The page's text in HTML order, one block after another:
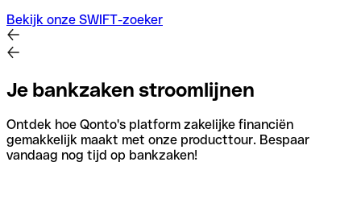
Bekijk onze SWIFT-zoeker
Je bankzaken stroomlijnen
Ontdek hoe Qonto's platform zakelijke financiën
gemakkelijk maakt met onze producttour. Bespaar
vandaag nog tijd op bankzaken!